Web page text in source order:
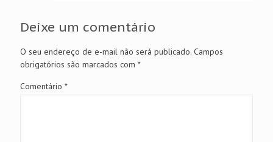
Deixe um comentário
O seu endereço de e-mail não será publicado. Campos
obrigatórios são marcados com *
Comentário *